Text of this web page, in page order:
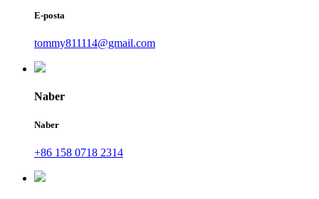
E-posta
tommy811114@gmail.com
Naber
Naber
+86 158 0718 2314